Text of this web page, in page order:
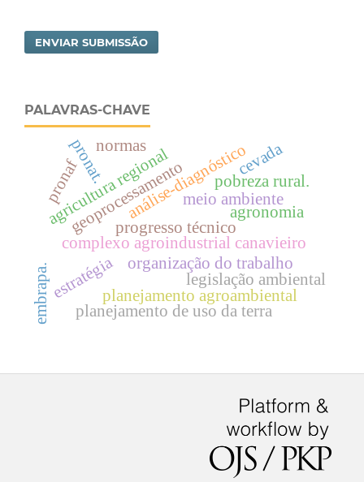
ENVIAR SUBMISSÃO
PALAVRAS-CHAVE
progresso técnico
complexo agroindustrial canavieiro
meio ambiente
organização do trabalho
legislação ambiental
planejamento agroambiental
geoprocessamento
planejamento de uso da terra
análise-diagnóstico
agricultura regional
pronafpronat. pobreza rural.
normas
estratégia
cevada
embrapa.
agronomia